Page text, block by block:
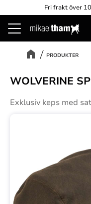
Meny
Fri frakt över
PRODUKTER
WOLVERINE
Exklusiv keps med